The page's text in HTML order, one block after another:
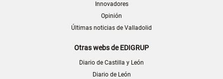
Innovadores
Opinión
Últimas noticias de Valladolid
Otras webs de EDIGRUP
Diario de Castilla y León
Diario de León